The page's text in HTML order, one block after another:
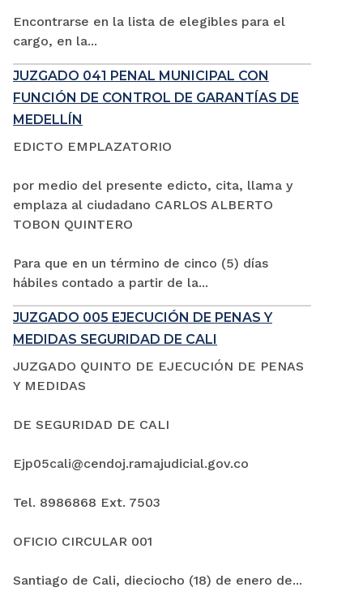
Encontrarse en la lista de elegibles para el
cargo, en la...
JUZGADO 041 PENAL MUNICIPAL CON
FUNCIÓN DE CONTROL DE GARANTÍAS DE
MEDELLÍN
EDICTO EMPLAZATORIO
por medio del presente edicto, cita, llama y
emplaza al ciudadano CARLOS ALBERTO
TOBON QUINTERO
Para que en un término de cinco (5) días
hábiles contado a partir de la...
JUZGADO 005 EJECUCIÓN DE PENAS Y
MEDIDAS SEGURIDAD DE CALI
JUZGADO QUINTO DE EJECUCIÓN DE PENAS
Y MEDIDAS
DE SEGURIDAD DE CALI
Ejp05cali@cendoj.ramajudicial.gov.co
Tel. 8986868 Ext. 7503
OFICIO CIRCULAR 001
Santiago de Cali, dieciocho (18) de enero de...